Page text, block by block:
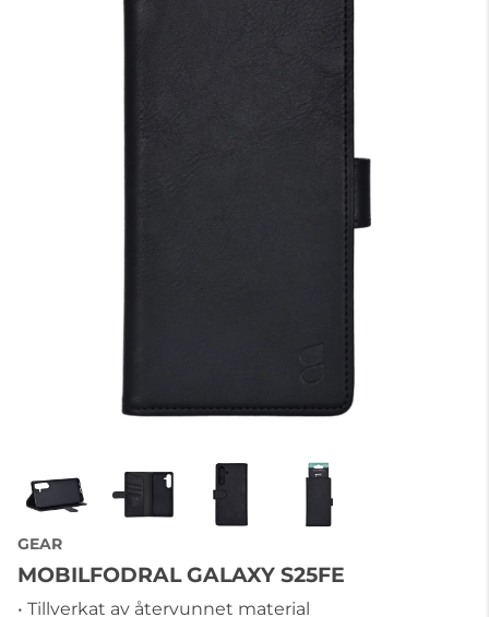
GEAR
MOBILFODRAL GALAXY S25FE
• Tillverkat av återvunnet material